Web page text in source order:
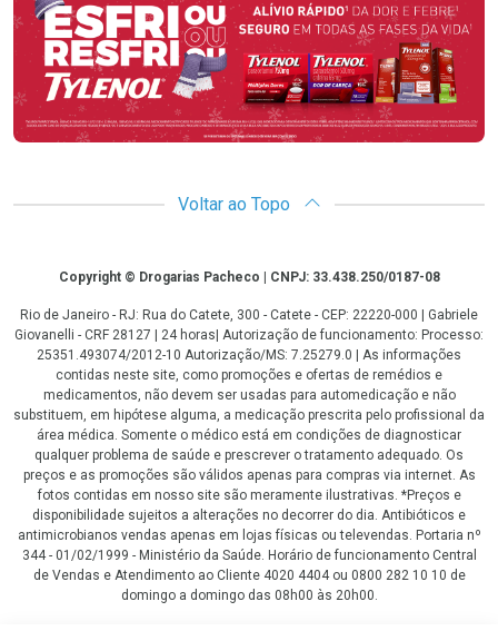
Voltar ao Topo
CopyrightCopyright © Drogarias Pacheco | CNPJ: 33.438.250/0187-08
Rio de Janeiro - RJ: Rua do Catete, 300 - Catete - CEP: 22220-000 | Gabriele
Giovanelli - CRF 28127 | 24 horas| Autorização de funcionamento: Processo:
25351.493074/2012-10 Autorização/MS: 7.25279.0 | As informações
contidas neste site, como promoções e ofertas de remédios e
medicamentos, não devem ser usadas para automedicação e não
substituem, em hipótese alguma, a medicação prescrita pelo profissional da
área médica. Somente o médico está em condições de diagnosticar
qualquer problema de saúde e prescrever o tratamento adequado. Os
preços e as promoções são válidos apenas para compras via internet. As
fotos contidas em nosso site são meramente ilustrativas. *Preços e
disponibilidade sujeitos a alterações no decorrer do dia. Antibióticos e
antimicrobianos vendas apenas em lojas físicas ou televendas. Portaria nº
344 - 01/02/1999 - Ministério da Saúde. Horário de funcionamento Central
de Vendas e Atendimento ao Cliente 4020 4404 ou 0800 282 10 10 de
domingo a domingo das 08h00 às 20h00.